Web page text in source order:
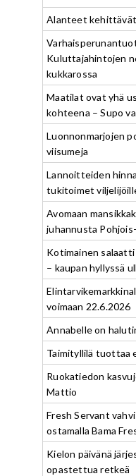
Alanteet kehittävät
Kuluttajahintojen
kukkarossa
Maatilat ovat yhä
kohteena – Supo
Luonnonmarjojen
viisumeja
Lannoitteiden
tukitoimet
Avomaan
juhannusta
Kotimainen
– kaupan hyllyssä
voimaan 22.6.2026
Annabelle on
Taimityllilä tuottaa
Ruokatiedon
Mattio
Fresh Servant
ostamalla Bama
Kielon päivänä
opastettua retkeä